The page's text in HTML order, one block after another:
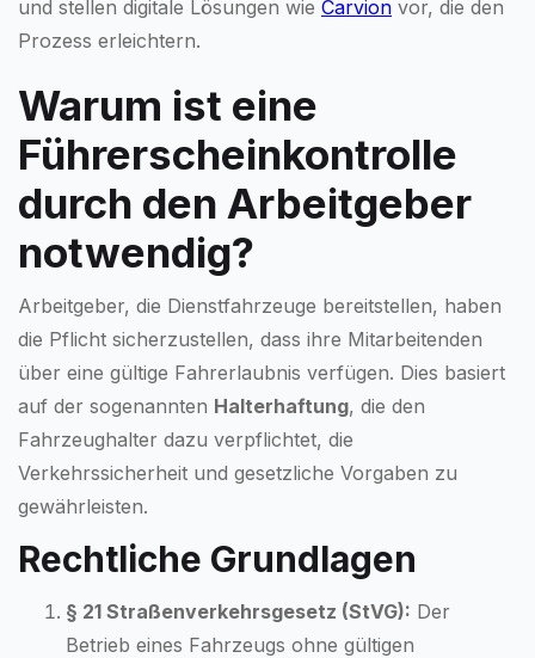
und stellen digitale Lösungen wie Carvion vor, die den
Prozess erleichtern.
Warum ist eine
Führerscheinkontrolle
durch den Arbeitgeber
notwendig?
Arbeitgeber, die Dienstfahrzeuge bereitstellen, haben
die Pflicht sicherzustellen, dass ihre Mitarbeitenden
über eine gültige Fahrerlaubnis verfügen. Dies basiert
auf der sogenannten Halterhaftung, die den
Fahrzeughalter dazu verpflichtet, die
Verkehrssicherheit und gesetzliche Vorgaben zu
gewährleisten.
Rechtliche Grundlagen
§ 21 Straßenverkehrsgesetz (StVG): Der
Betrieb eines Fahrzeugs ohne gültigen